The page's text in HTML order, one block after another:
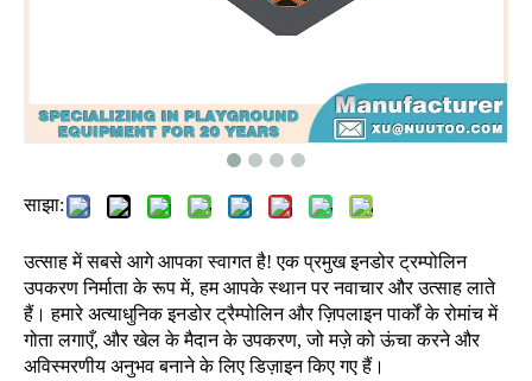
साझा:
उत्साह में सबसे आगे आपका स्वागत है! एक प्रमुख इनडोर ट्रम्पोलिन
उपकरण निर्माता के रूप में, हम आपके स्थान पर नवाचार और उत्साह लाते
हैं। हमारे अत्याधुनिक इनडोर ट्रैम्पोलिन और ज़िपलाइन पार्कों के रोमांच में
गोता लगाएँ, और खेल के मैदान के उपकरण, जो मज़े को ऊंचा करने और
अविस्मरणीय अनुभव बनाने के लिए डिज़ाइन किए गए हैं।